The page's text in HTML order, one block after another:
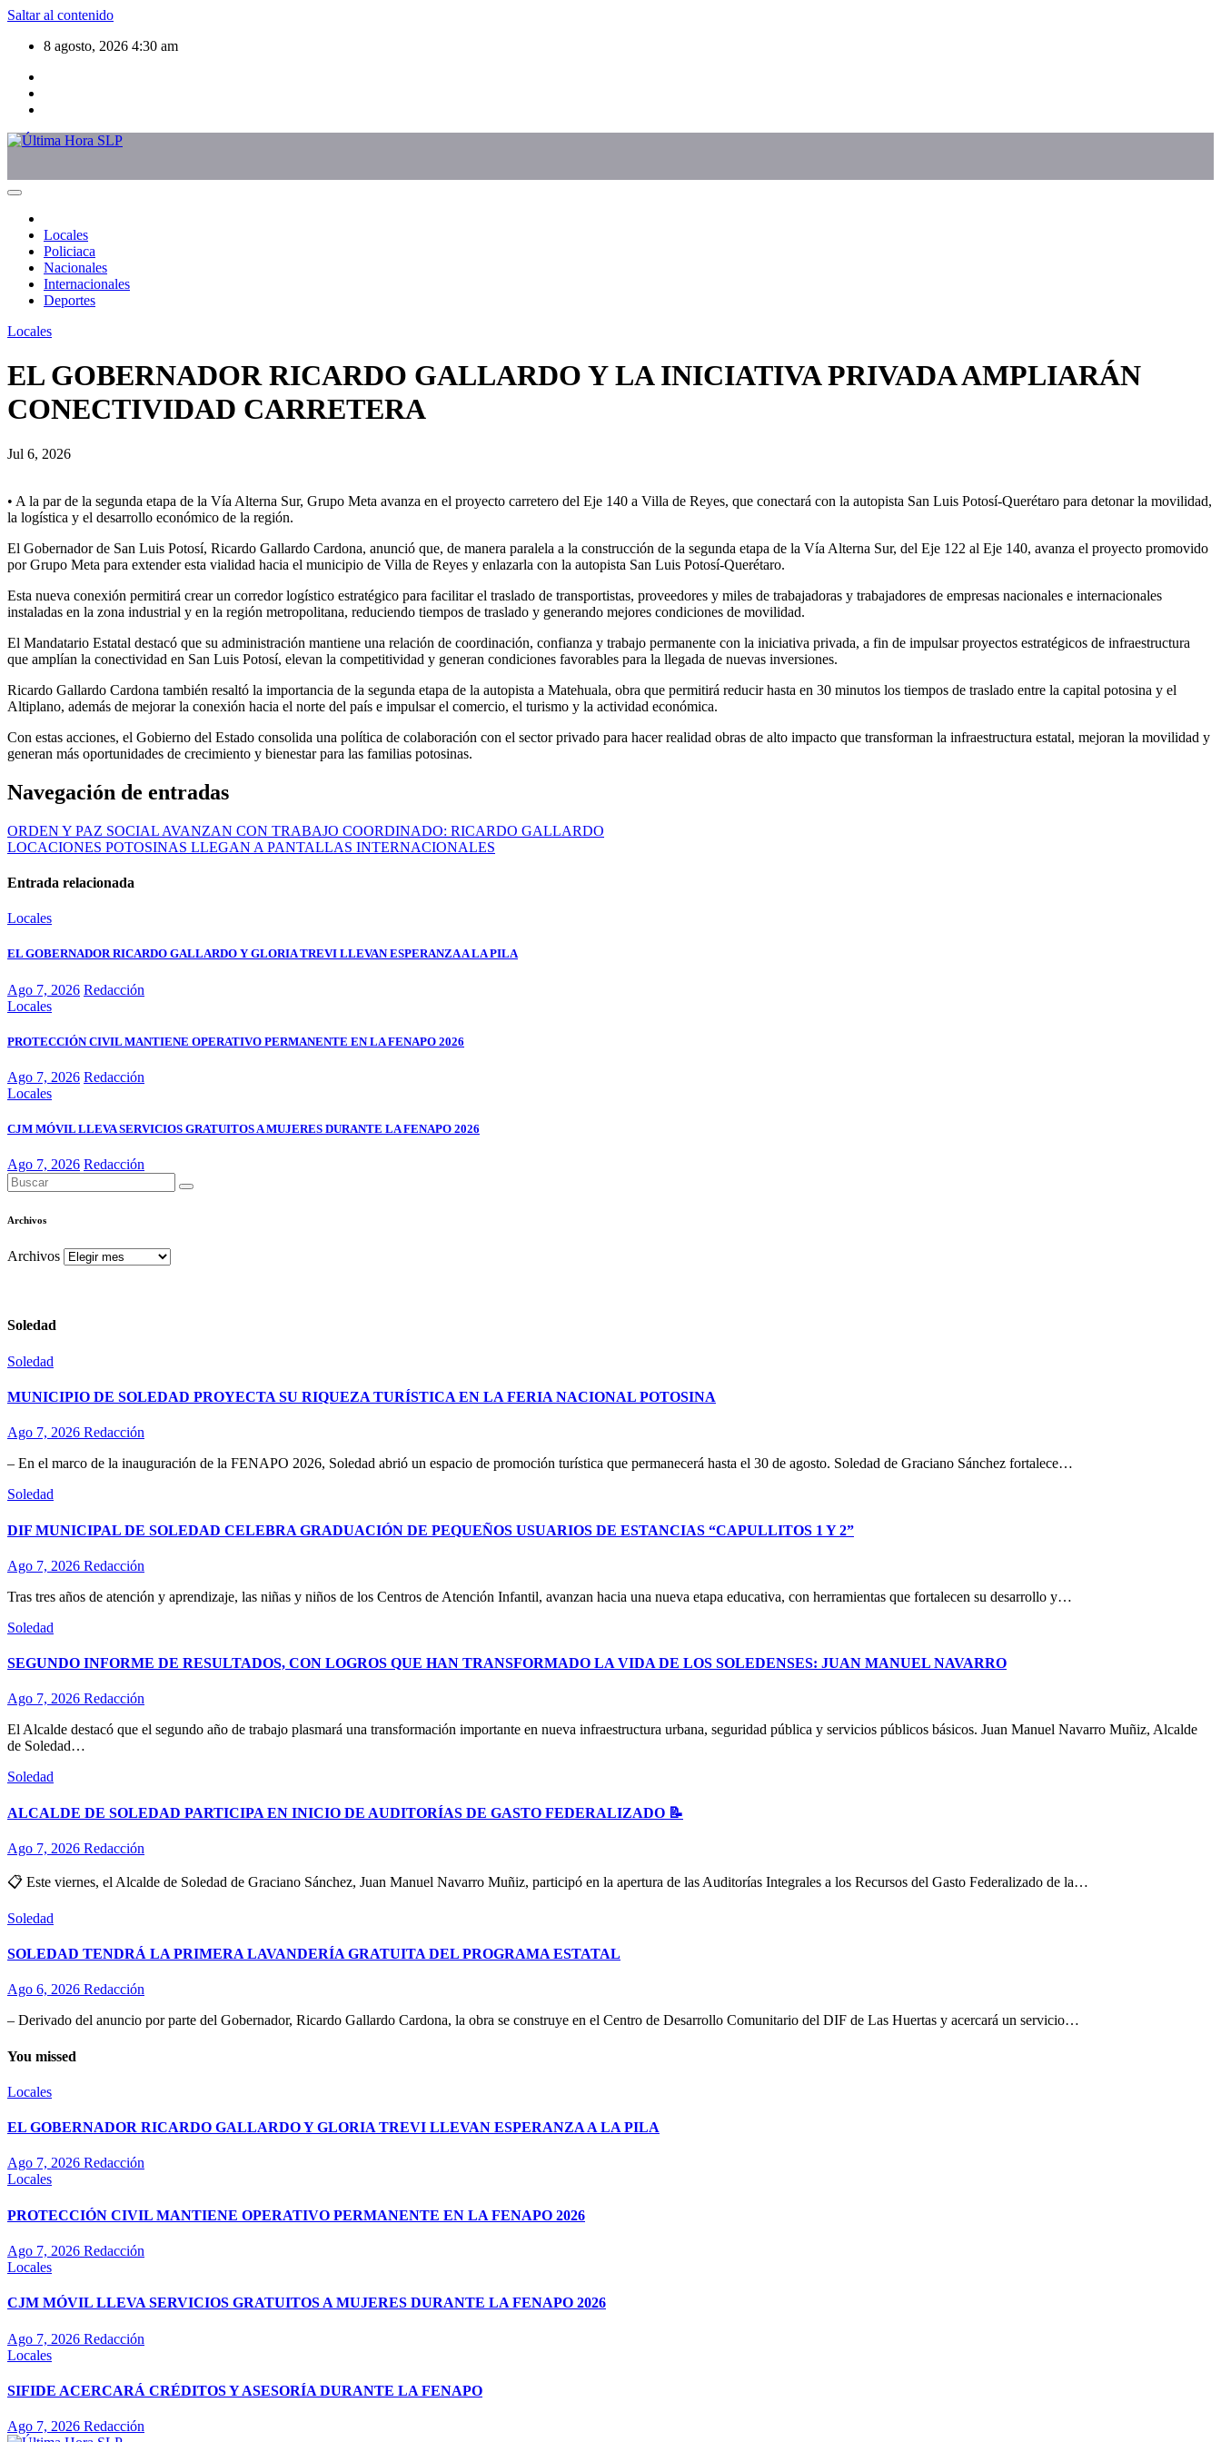
Saltar al contenido
8 agosto, 2026 4:30 am
Locales
Policiaca
Nacionales
Internacionales
Deportes
Locales
EL GOBERNADOR RICARDO GALLARDO Y LA INICIATIVA PRIVADA AMPLIARÁN
CONECTIVIDAD CARRETERA
Jul 6, 2026
• A la par de la segunda etapa de la Vía Alterna Sur, Grupo Meta avanza en el proyecto carretero del Eje 140 a Villa de Reyes, que conectará con la autopista San Luis Potosí-Querétaro para detonar la movilidad,
la logística y el desarrollo económico de la región.
El Gobernador de San Luis Potosí, Ricardo Gallardo Cardona, anunció que, de manera paralela a la construcción de la segunda etapa de la Vía Alterna Sur, del Eje 122 al Eje 140, avanza el proyecto promovido
por Grupo Meta para extender esta vialidad hacia el municipio de Villa de Reyes y enlazarla con la autopista San Luis Potosí-Querétaro.
Esta nueva conexión permitirá crear un corredor logístico estratégico para facilitar el traslado de transportistas, proveedores y miles de trabajadoras y trabajadores de empresas nacionales e internacionales
instaladas en la zona industrial y en la región metropolitana, reduciendo tiempos de traslado y generando mejores condiciones de movilidad.
El Mandatario Estatal destacó que su administración mantiene una relación de coordinación, confianza y trabajo permanente con la iniciativa privada, a fin de impulsar proyectos estratégicos de infraestructura
que amplían la conectividad en San Luis Potosí, elevan la competitividad y generan condiciones favorables para la llegada de nuevas inversiones.
Ricardo Gallardo Cardona también resaltó la importancia de la segunda etapa de la autopista a Matehuala, obra que permitirá reducir hasta en 30 minutos los tiempos de traslado entre la capital potosina y el
Altiplano, además de mejorar la conexión hacia el norte del país e impulsar el comercio, el turismo y la actividad económica.
Con estas acciones, el Gobierno del Estado consolida una política de colaboración con el sector privado para hacer realidad obras de alto impacto que transforman la infraestructura estatal, mejoran la movilidad y
generan más oportunidades de crecimiento y bienestar para las familias potosinas.
Navegación de entradas
ORDEN Y PAZ SOCIAL AVANZAN CON TRABAJO COORDINADO: RICARDO GALLARDO
LOCACIONES POTOSINAS LLEGAN A PANTALLAS INTERNACIONALES
Entrada relacionada
Locales
EL GOBERNADOR RICARDO GALLARDO Y GLORIA TREVI LLEVAN ESPERANZA A LA PILA
Ago 7, 2026 Redacción
Locales
PROTECCIÓN CIVIL MANTIENE OPERATIVO PERMANENTE EN LA FENAPO 2026
Ago 7, 2026 Redacción
Locales
CJM MÓVIL LLEVA SERVICIOS GRATUITOS A MUJERES DURANTE LA FENAPO 2026
Ago 7, 2026 Redacción
Archivos
Archivos
Soledad
Soledad
MUNICIPIO DE SOLEDAD PROYECTA SU RIQUEZA TURÍSTICA EN LA FERIA NACIONAL POTOSINA
Ago 7, 2026 Redacción
– En el marco de la inauguración de la FENAPO 2026, Soledad abrió un espacio de promoción turística que permanecerá hasta el 30 de agosto. Soledad de Graciano Sánchez fortalece…
Soledad
DIF MUNICIPAL DE SOLEDAD CELEBRA GRADUACIÓN DE PEQUEÑOS USUARIOS DE ESTANCIAS “CAPULLITOS 1 Y 2”
Ago 7, 2026 Redacción
Tras tres años de atención y aprendizaje, las niñas y niños de los Centros de Atención Infantil, avanzan hacia una nueva etapa educativa, con herramientas que fortalecen su desarrollo y…
Soledad
SEGUNDO INFORME DE RESULTADOS, CON LOGROS QUE HAN TRANSFORMADO LA VIDA DE LOS SOLEDENSES: JUAN MANUEL NAVARRO
Ago 7, 2026 Redacción
El Alcalde destacó que el segundo año de trabajo plasmará una transformación importante en nueva infraestructura urbana, seguridad pública y servicios públicos básicos. Juan Manuel Navarro Muñiz, Alcalde
de Soledad…
Soledad
ALCALDE DE SOLEDAD PARTICIPA EN INICIO DE AUDITORÍAS DE GASTO FEDERALIZADO 📝
Ago 7, 2026 Redacción
📋 Este viernes, el Alcalde de Soledad de Graciano Sánchez, Juan Manuel Navarro Muñiz, participó en la apertura de las Auditorías Integrales a los Recursos del Gasto Federalizado de la…
Soledad
SOLEDAD TENDRÁ LA PRIMERA LAVANDERÍA GRATUITA DEL PROGRAMA ESTATAL
Ago 6, 2026 Redacción
– Derivado del anuncio por parte del Gobernador, Ricardo Gallardo Cardona, la obra se construye en el Centro de Desarrollo Comunitario del DIF de Las Huertas y acercará un servicio…
You missed
Locales
EL GOBERNADOR RICARDO GALLARDO Y GLORIA TREVI LLEVAN ESPERANZA A LA PILA
Ago 7, 2026 Redacción
Locales
PROTECCIÓN CIVIL MANTIENE OPERATIVO PERMANENTE EN LA FENAPO 2026
Ago 7, 2026 Redacción
Locales
CJM MÓVIL LLEVA SERVICIOS GRATUITOS A MUJERES DURANTE LA FENAPO 2026
Ago 7, 2026 Redacción
Locales
SIFIDE ACERCARÁ CRÉDITOS Y ASESORÍA DURANTE LA FENAPO
Ago 7, 2026 Redacción